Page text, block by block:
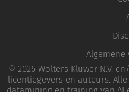
Algemene
© 2026 Wolters Kluwer N.V.
licentiegevers en auteurs.